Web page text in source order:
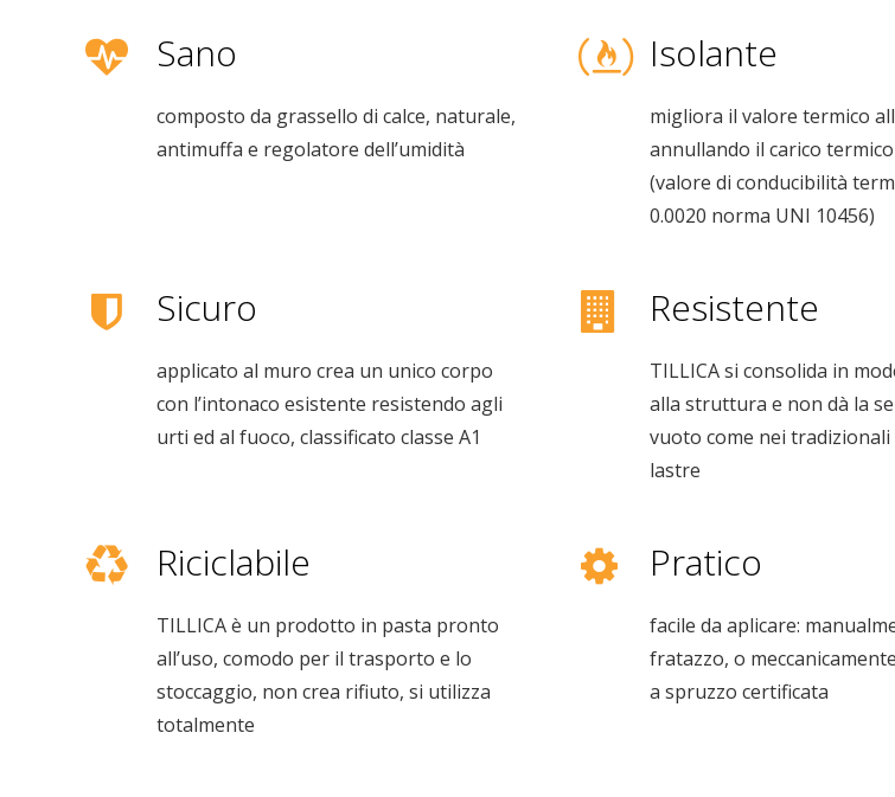
Sano
composto da grassello di calce, naturale,
antimuffa e regolatore dell’umidità
Isolante
migliora il valore termico
annullando il carico
(valore di conducibilità
0.0020 norma UNI 10456)
Sicuro
applicato al muro crea un unico corpo
con l’intonaco esistente resistendo agli
urti ed al fuoco, classificato classe A1
Resistente
TILLICA si consolida in
alla struttura e non dà la
vuoto come nei
lastre
Riciclabile
TILLICA è un prodotto in pasta pronto
all’uso, comodo per il trasporto e lo
stoccaggio, non crea rifiuto, si utilizza
totalmente
Pratico
facile da aplicare:
fratazzo, o
a spruzzo certificata